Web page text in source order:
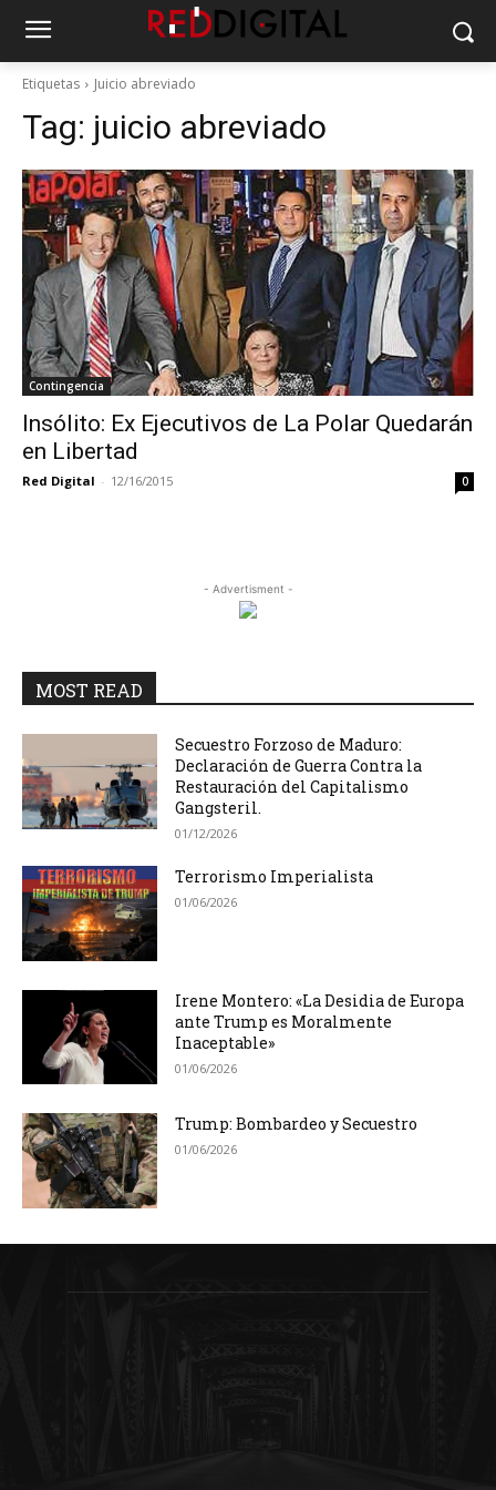
Etiquetas Juicio abreviado
Tag: juicio abreviado
Contingencia
Insólito: Ex Ejecutivos de La Polar Quedarán
en Libertad
Red Digital - 12/16/2015 0
- Advertisment -
MOST READ
Secuestro Forzoso de Maduro:
Declaración de Guerra Contra la
Restauración del Capitalismo
Gangsteril.
01/12/2026
Terrorismo Imperialista
01/06/2026
Irene Montero: «La Desidia de Europa
ante Trump es Moralmente
Inaceptable»
01/06/2026
Trump: Bombardeo y Secuestro
01/06/2026